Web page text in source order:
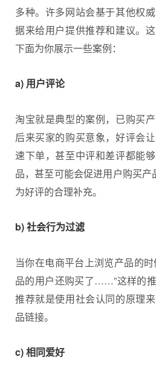
多种。许多网站会基于其他权
据来给用户提供推荐和建议。
下面为你展示一些案例：
a) 用户评论
淘宝就是典型的案例，已购买
后来买家的购买意象，好评会
速下单，甚至中评和差评都能
品，甚至可能会促进用户购买产
为好评的合理补充。
b) 社会行为过滤
当你在电商平台上浏览产品的
品的用户还购买了……”这样的
推荐就是使用社会认同的原理
品链接。
c) 相同爱好